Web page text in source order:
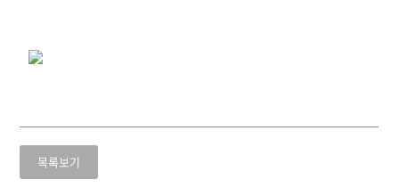
목록보기